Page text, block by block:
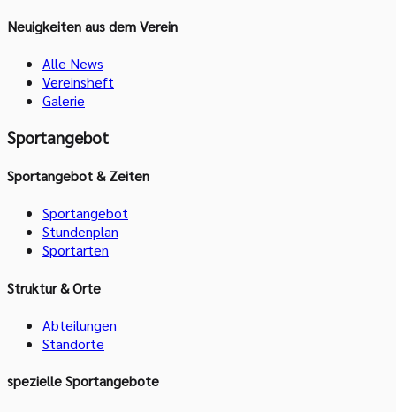
Neuigkeiten aus dem Verein
Alle News
Vereinsheft
Galerie
Sportangebot
Sportangebot & Zeiten
Sportangebot
Stundenplan
Sportarten
Struktur & Orte
Abteilungen
Standorte
spezielle Sportangebote